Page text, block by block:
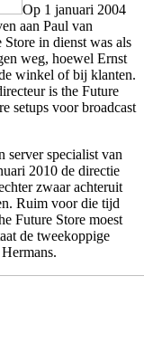
Op 1 januari 2004
aan Paul van
in dienst was als
weg, hoewel Ernst
winkel of bij klanten.
is the Future
setups voor broadcast
server specialist van
2010 de directie
zwaar achteruit
Ruim voor die tijd
Future Store moest
de tweekoppige